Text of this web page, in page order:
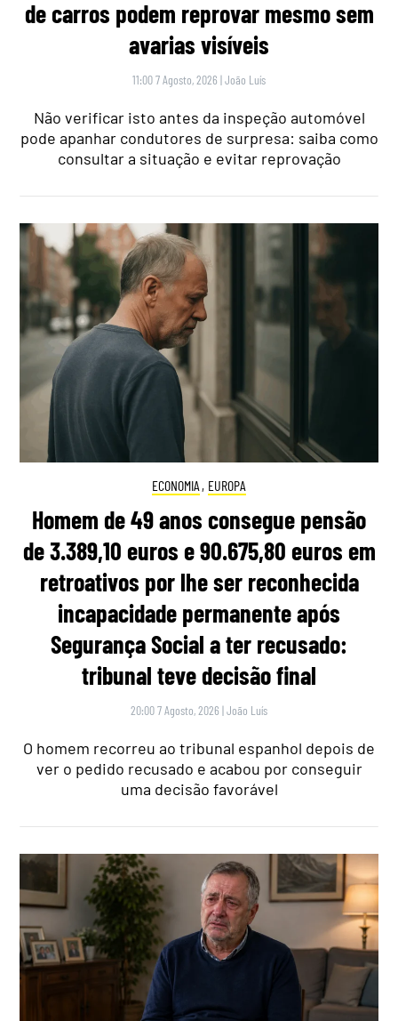
de carros podem reprovar mesmo sem
avarias visíveis
11:00 7 Agosto, 2026 |João Luís
Não verificar isto antes da inspeção automóvel
pode apanhar condutores de surpresa: saiba como
consultar a situação e evitar reprovação
ECONOMIA , EUROPA
Homem de 49 anos consegue pensão
de 3.389,10 euros e 90.675,80 euros em
retroativos por lhe ser reconhecida
incapacidade permanente após
Segurança Social a ter recusado:
tribunal teve decisão final
20:00 7 Agosto, 2026 |João Luís
O homem recorreu ao tribunal espanhol depois de
ver o pedido recusado e acabou por conseguir
uma decisão favorável